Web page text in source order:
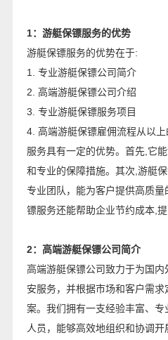
1：游艇保镖服务的优势
游艇保镖服务的优势在于:
1. 专业游艇保镖公司简介
2. 高端游艇保镖公司介绍
3. 专业游艇保镖服务项目
4. 高端游艇保镖雇佣流程从以
服务具有一定的优势。首先,它
和专业的保障措施。其次,游艇
专业团队，能为客户提供高质
镖服务还能帮助企业节约成本,提
2：高端游艇保镖公司简介
高端游艇保镖公司致力于为国
安服务，并根据市场和客户需
案。我们拥有一支经验丰富、
人员，能够高效地组织和协调